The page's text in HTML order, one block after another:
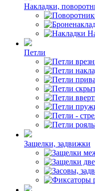
Накладки,
Петли
Защелки, задвижки